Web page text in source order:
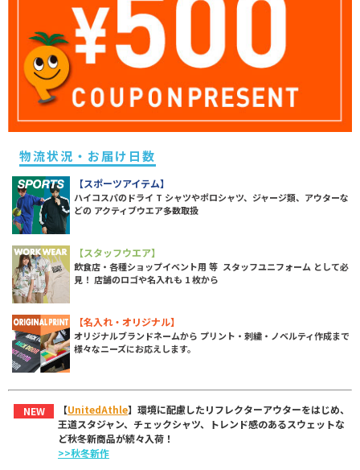
物流状況・お届け日数
【スポーツアイテム】
ハイコスパのドライ T シャツやポロシャツ、ジャージ類、アウターな
どの アクティブウエア多数取扱
【スタッフウエア】
飲食店・各種ショップイベント用 等 スタッフユニフォーム として必
見！ 店舗のロゴや名入れも 1 枚から
【名入れ・オリジナル】
オリジナルブランドネームから プリント・刺繍・ノベルティ作成まで
様々なニーズにお応えします。
NEW 【UnitedAthle】環境に配慮したリフレクターアウターをはじめ、
王道スタジャン、チェックシャツ、トレンド感のあるスウェットな
ど秋冬新商品が続々入荷！
>>秋冬新作